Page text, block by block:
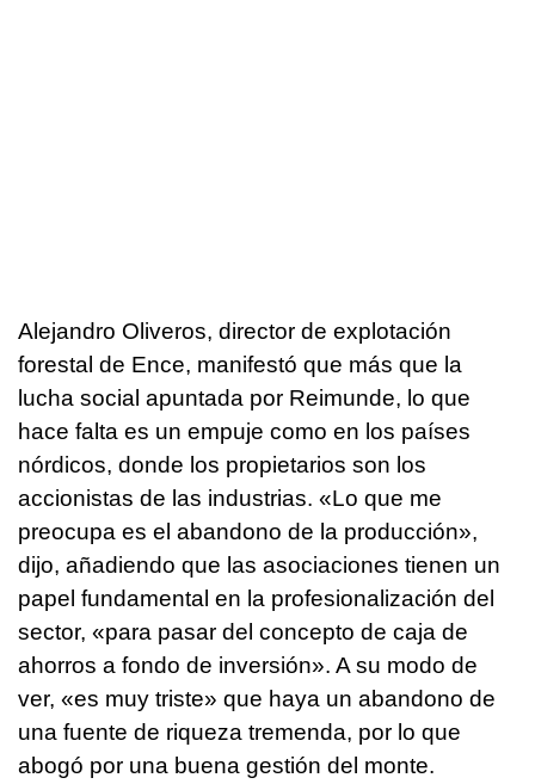
Alejandro Oliveros, director de explotación
forestal de Ence, manifestó que más que la
lucha social apuntada por Reimunde, lo que
hace falta es un empuje como en los países
nórdicos, donde los propietarios son los
accionistas de las industrias. «Lo que me
preocupa es el abandono de la producción»,
dijo, añadiendo que las asociaciones tienen un
papel fundamental en la profesionalización del
sector, «para pasar del concepto de caja de
ahorros a fondo de inversión». A su modo de
ver, «es muy triste» que haya un abandono de
una fuente de riqueza tremenda, por lo que
abogó por una buena gestión del monte.